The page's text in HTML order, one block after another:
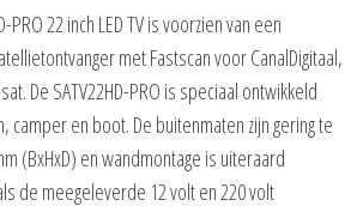
PRO 22 inch LED TV is voorzien van een
met Fastscan voor CanalDigitaal,
De SATV22HD-PRO is speciaal ontwikkeld
camper en boot. De buitenmaten zijn gering te
(BxHxD) en wandmontage is uiteraard
de meegeleverde 12 volt en 220 volt